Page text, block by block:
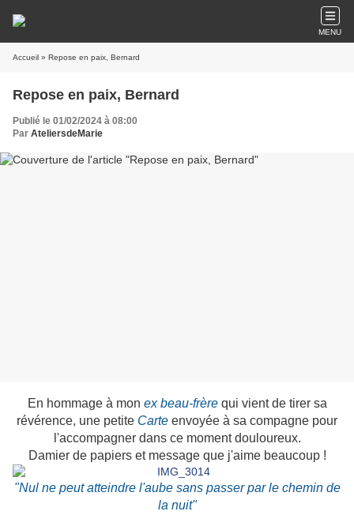
MENU
Accueil » Repose en paix, Bernard
Repose en paix, Bernard
Publié le 01/02/2024 à 08:00
Par AteliersdeMarie
En hommage à mon ex beau-frèrequi vient de tirer sa
révérence, une petite Carte envoyée à sa compagne pour
l'accompagner dans ce moment douloureux.
Damier de papiers et message que j'aime beaucoup !
"Nul ne peut atteindre l'aube sans passer par le chemin de
la nuit"